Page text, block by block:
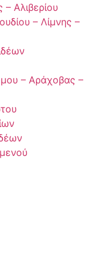
Αλιβερίου
– Λίμνης –
– Αράχοβας –